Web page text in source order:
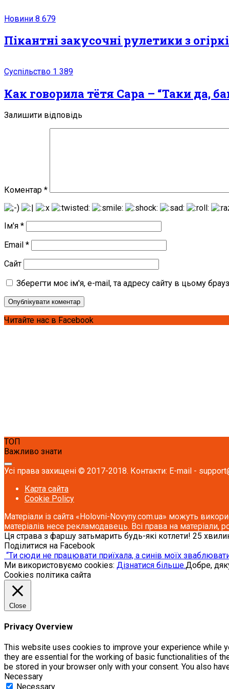
Новини 8 679
Пікантні закусочні рулетики з
Суспільство 1 389
Как говорила тётя Сара – “Таки да,
Залишити відповідь
Коментар *
Ім'я *
Email *
Сайт
Зберегти моє ім'я, e-mail, та адресу сайту в цьому
Читайте нас в Facebook
ТОП
Важливо знати
Усі права захищені © 2017-2018. Контакти: E-mail -
Карта сайта
Cookie Policy
Матеріали із сайта «Holovni-Novyny.com.ua» можуть
матеріалів несе рекламодавець. Всі права на матеріали,
Ця страва з фаршу затьмарить будь-які котлети! 25
Поділитися на Facebook
“Ти сюди не працювати приїхала, а синів моїх
Ми використовуємо cookies: Дізнатися більше.Добре,
Cookies політика сайта
Close
Privacy Overview
This website uses cookies to improve your experience while
they are essential for the working of basic functionalities of
be stored in your browser only with your consent. You also
Necessary
Necessary